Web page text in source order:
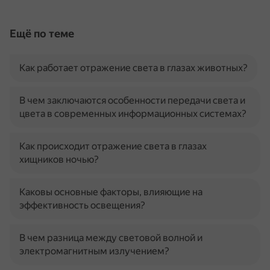
Ещё по теме
Как работает отражение света в глазах животных?
В чем заключаются особенности передачи света и
цвета в современных информационных системах?
Как происходит отражение света в глазах
хищников ночью?
Каковы основные факторы, влияющие на
эффективность освещения?
В чем разница между световой волной и
электромагнитным излучением?